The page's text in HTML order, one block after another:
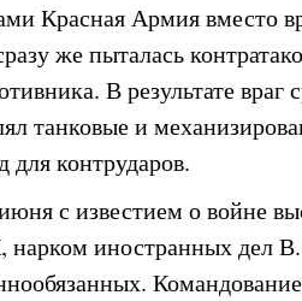
Красная Армия вместо
же пыталась
В результате враг
танковые и
для контрударов.
с известием о войне
нарком иностранных дел